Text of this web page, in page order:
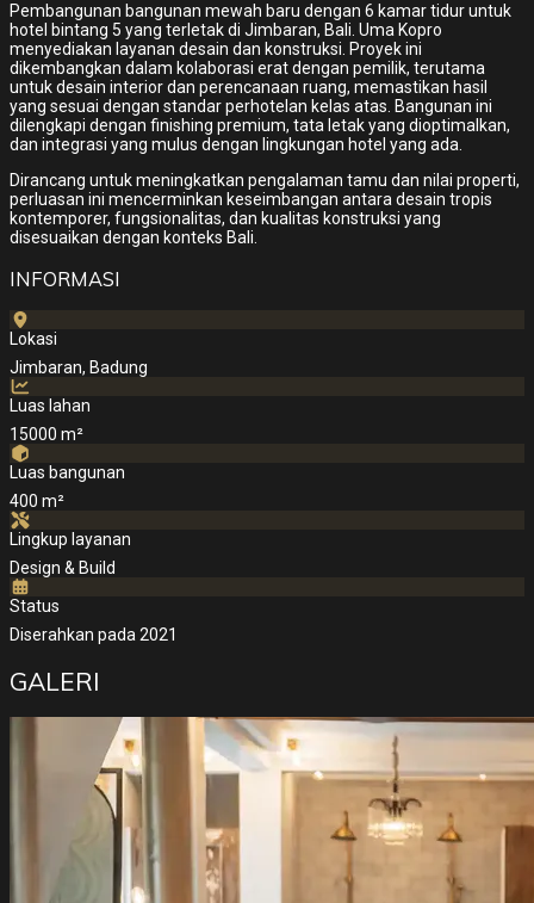
Pembangunan bangunan mewah baru dengan 6 kamar tidur untuk
hotel bintang 5 yang terletak di Jimbaran, Bali. Uma Kopro
menyediakan layanan desain dan konstruksi. Proyek ini
dikembangkan dalam kolaborasi erat dengan pemilik, terutama
untuk desain interior dan perencanaan ruang, memastikan hasil
yang sesuai dengan standar perhotelan kelas atas. Bangunan ini
dilengkapi dengan finishing premium, tata letak yang dioptimalkan,
dan integrasi yang mulus dengan lingkungan hotel yang ada.
Dirancang untuk meningkatkan pengalaman tamu dan nilai properti,
perluasan ini mencerminkan keseimbangan antara desain tropis
kontemporer, fungsionalitas, dan kualitas konstruksi yang
disesuaikan dengan konteks Bali.
INFORMASI
Lokasi
Jimbaran, Badung
Luas lahan
15000 m²
Luas bangunan
400 m²
Lingkup layanan
Design & Build
Status
Diserahkan pada 2021
GALERI